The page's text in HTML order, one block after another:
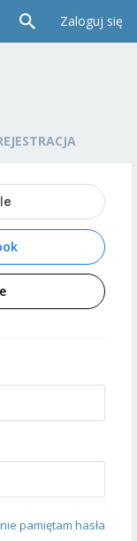
Zaloguj się
nie pamiętam hasła